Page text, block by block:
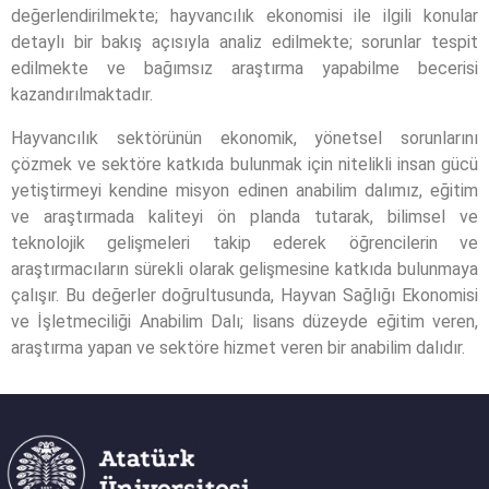
değerlendirilmekte; hayvancılık ekonomisi ile ilgili konular
detaylı bir bakış açısıyla analiz edilmekte; sorunlar tespit
edilmekte ve bağımsız araştırma yapabilme becerisi
kazandırılmaktadır.
Hayvancılık sektörünün ekonomik, yönetsel sorunlarını
çözmek ve sektöre katkıda bulunmak için nitelikli insan gücü
yetiştirmeyi kendine misyon edinen anabilim dalımız, eğitim
ve araştırmada kaliteyi ön planda tutarak, bilimsel ve
teknolojik gelişmeleri takip ederek öğrencilerin ve
araştırmacıların sürekli olarak gelişmesine katkıda bulunmaya
çalışır. Bu değerler doğrultusunda, Hayvan Sağlığı Ekonomisi
ve İşletmeciliği Anabilim Dalı; lisans düzeyde eğitim veren,
araştırma yapan ve sektöre hizmet veren bir anabilim dalıdır.